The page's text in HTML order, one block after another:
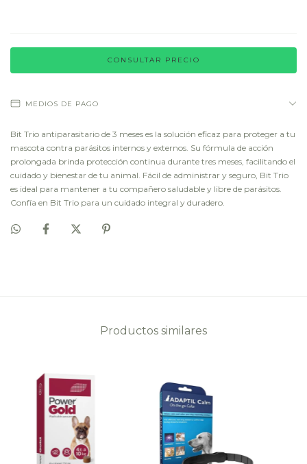
MEDIOS DE PAGO
Bit Trio antiparasitario de 3 meses es la solución eficaz para proteger a tu
mascota contra parásitos internos y externos. Su fórmula de acción
prolongada brinda protección continua durante tres meses, facilitando el
cuidado y bienestar de tu animal. Fácil de administrar y seguro, Bit Trio
es ideal para mantener a tu compañero saludable y libre de parásitos.
Confía en Bit Trio para un cuidado integral y duradero.
Productos similares